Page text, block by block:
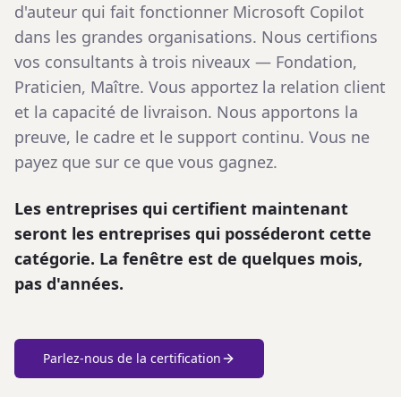
d'auteur qui fait fonctionner Microsoft Copilot
dans les grandes organisations. Nous certifions
vos consultants à trois niveaux — Fondation,
Praticien, Maître. Vous apportez la relation client
et la capacité de livraison. Nous apportons la
preuve, le cadre et le support continu. Vous ne
payez que sur ce que vous gagnez.
Les entreprises qui certifient maintenant
seront les entreprises qui posséderont cette
catégorie. La fenêtre est de quelques mois,
pas d'années.
Parlez-nous de la certification